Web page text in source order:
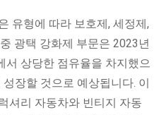
유형에 따라 보호제, 세정제,
광택 강화제 부문은 2023년
서 상당한 점유율을 차지했으
장할 것으로 예상됩니다. 이
셔리 자동차와 빈티지 자동